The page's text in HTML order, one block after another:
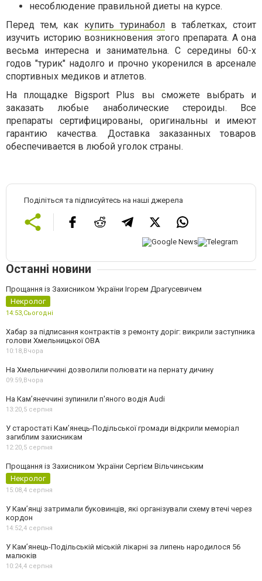
несоблюдение правильной диеты на курсе.
Перед тем, как купить туринаболв таблетках, стоит
изучить историю возникновения этого препарата. А она
весьма интересна и занимательна. С середины 60-х
годов "турик" надолго и прочно укоренился в арсенале
спортивных медиков и атлетов.
На площадке Bigsport Plus вы сможете выбрать и
заказать любые анаболические стероиды. Все
препараты сертифицированы, оригинальны и имеют
гарантию качества. Доставка заказанных товаров
обеспечивается в любой уголок страны.
Поділіться та підписуйтесь на наші джерела
Останні новини
Прощання із Захисником України Ігорем Драгусевичем
Некролог
14:53,Сьогодні
Хабар за підписання контрактів з ремонту доріг: викрили заступника
голови Хмельницької ОВА
10:18,Вчора
На Хмельниччині дозволили полювати на пернату дичину
09:59,Вчора
На Камʼянеччині зупинили п'яного водія Audi
13:20,5 серпня
У старостаті Кам’янець-Подільської громади відкрили меморіал
загиблим захисникам
12:20,5 серпня
Прощання із Захисником України Сергієм Вільчинським
Некролог
15:08,4 серпня
У Кам’янці затримали буковинців, які організували схему втечі через
кордон
14:52,4 серпня
У Кам’янець-Подільській міській лікарні за липень народилося 56
малюків
10:24,4 серпня